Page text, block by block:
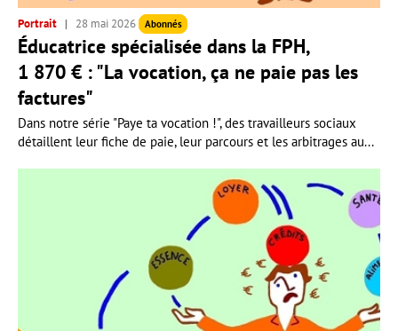
Portrait 28 mai 2026 Abonnés
Éducatrice spécialisée dans la FPH,
1 870 € : "La vocation, ça ne paie pas les
factures"
Dans notre série "Paye ta vocation !", des travailleurs sociaux
détaillent leur fiche de paie, leur parcours et les arbitrages au...